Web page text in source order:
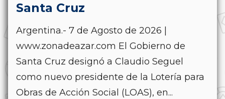
Santa Cruz
Argentina.- 7 de Agosto de 2026 |
www.zonadeazar.com El Gobierno de
Santa Cruz designó a Claudio Seguel
como nuevo presidente de la Lotería para
Obras de Acción Social (LOAS), en...